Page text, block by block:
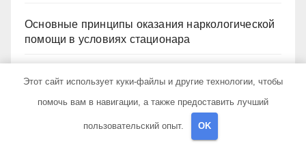
Основные принципы оказания наркологической
помощи в условиях стационара
Подходы к терапии разных форм алкогольной
зависимости: пивная, виннная, хроническая,
мужская и женская специфика
Обзор салонов оптики с услугами подбора очков
Этот сайт использует куки-файлы и другие технологии, чтобы
помочь вам в навигации, а также предоставить лучший
пользовательский опыт. OK